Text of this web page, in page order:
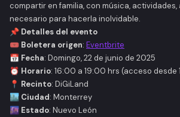
compartir en familia, con música, actividades,
necesario para hacerla inolvidable.
📌 Detalles del evento
🎟️ Boletera origen: Eventbrite
📅 Fecha: Domingo, 22 de junio de 2025
⏰ Horario: 16:00 a 19:00 hrs (acceso desde
📍 Recinto: DiGiLand
🏙️ Ciudad: Monterrey
🌆 Estado: Nuevo León